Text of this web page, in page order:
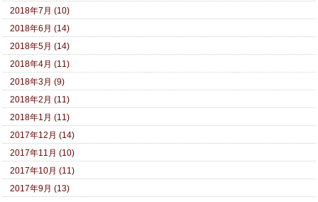
2018年7月 (10)
2018年6月 (14)
2018年5月 (14)
2018年4月 (11)
2018年3月 (9)
2018年2月 (11)
2018年1月 (11)
2017年12月 (14)
2017年11月 (10)
2017年10月 (11)
2017年9月 (13)